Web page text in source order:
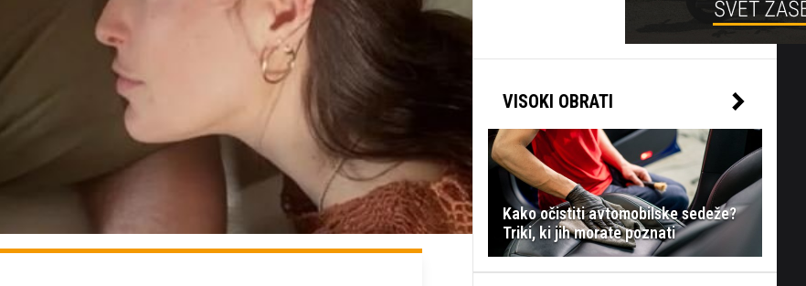
VISOKI OBRATI
Kako očistiti avtomobilske sedeže?
Triki, ki jih morate poznati